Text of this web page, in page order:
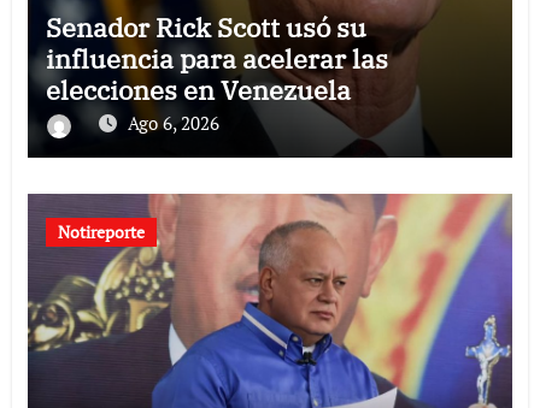
Senador Rick Scott usó su
influencia para acelerar las
elecciones en Venezuela
Ago 6, 2026
Notireporte